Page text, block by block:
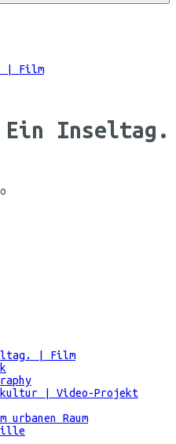
| Film
Ein Inseltag.
| Film
| Video-Projekt
urbanen Raum